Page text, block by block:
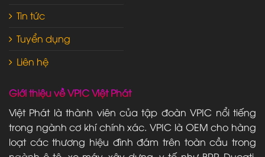
Tin tức
Tuyển dụng
Liên hệ
Giới thiệu về VPIC Việt Phát
Việt Phát là thành viên của tập đoàn VPIC nổi tiếng
trong ngành cơ khí chính xác. VPIC là OEM cho hàng
loạt các thương hiệu đình đám trên toàn cầu trong